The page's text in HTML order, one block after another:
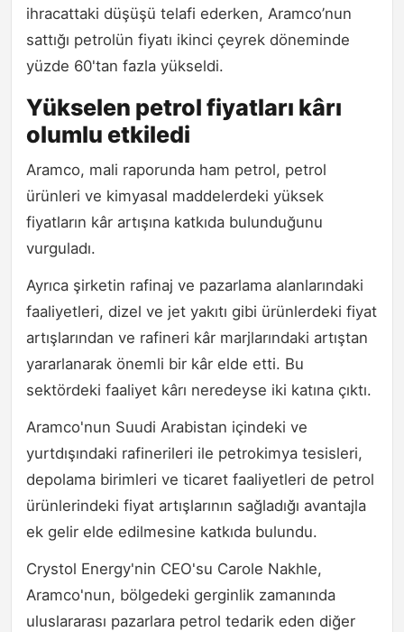
ihracattaki düşüşü telafi ederken, Aramco’nun
sattığı petrolün fiyatı ikinci çeyrek döneminde
yüzde 60'tan fazla yükseldi.
Yükselen petrol fiyatları kârı
olumlu etkiledi
Aramco, mali raporunda ham petrol, petrol
ürünleri ve kimyasal maddelerdeki yüksek
fiyatların kâr artışına katkıda bulunduğunu
vurguladı.
Ayrıca şirketin rafinaj ve pazarlama alanlarındaki
faaliyetleri, dizel ve jet yakıtı gibi ürünlerdeki fiyat
artışlarından ve rafineri kâr marjlarındaki artıştan
yararlanarak önemli bir kâr elde etti. Bu
sektördeki faaliyet kârı neredeyse iki katına çıktı.
Aramco'nun Suudi Arabistan içindeki ve
yurtdışındaki rafinerileri ile petrokimya tesisleri,
depolama birimleri ve ticaret faaliyetleri de petrol
ürünlerindeki fiyat artışlarının sağladığı avantajla
ek gelir elde edilmesine katkıda bulundu.
Crystol Energy'nin CEO'su Carole Nakhle,
Aramco'nun, bölgedeki gerginlik zamanında
uluslararası pazarlara petrol tedarik eden diğer